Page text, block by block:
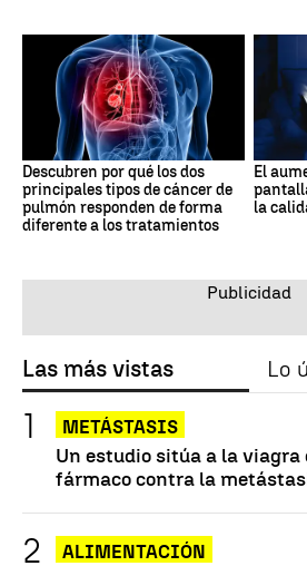
Descubren por qué los dos
principales tipos de cáncer de
pulmón responden de forma
diferente a los tratamientos
El
la
Las más vistas Lo
METÁSTASIS
Un estudio sitúa a la viagra
fármaco contra la
ALIMENTACIÓN